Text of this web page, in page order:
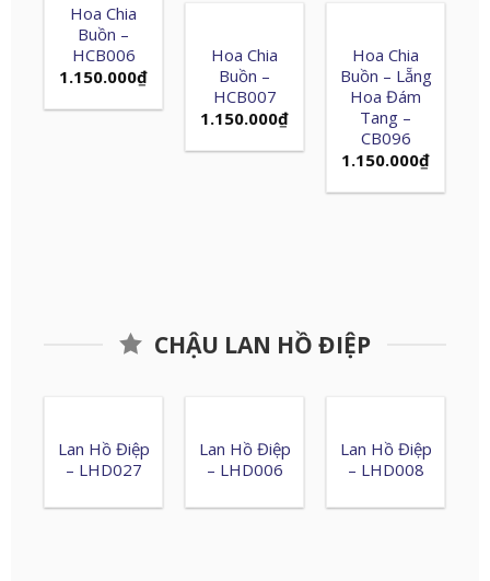
Hoa Chia
Buồn –
HCB006
1.150.000₫
Hoa Chia
Buồn –
HCB007
1.150.000₫
Hoa Chia
Buồn – Lẵng
Hoa Đám
Tang –
CB096
1.150.000₫
CHẬU LAN HỒ ĐIỆP
Lan Hồ Điệp
– LHD027
Lan Hồ Điệp
– LHD006
Lan Hồ Điệp
– LHD008